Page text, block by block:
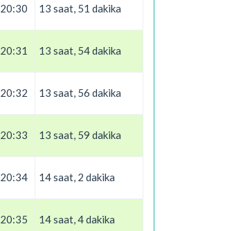
20:30 13 saat, 51 dakika
20:31 13 saat, 54 dakika
20:32 13 saat, 56 dakika
20:33 13 saat, 59 dakika
20:34 14 saat, 2 dakika
20:35 14 saat, 4 dakika